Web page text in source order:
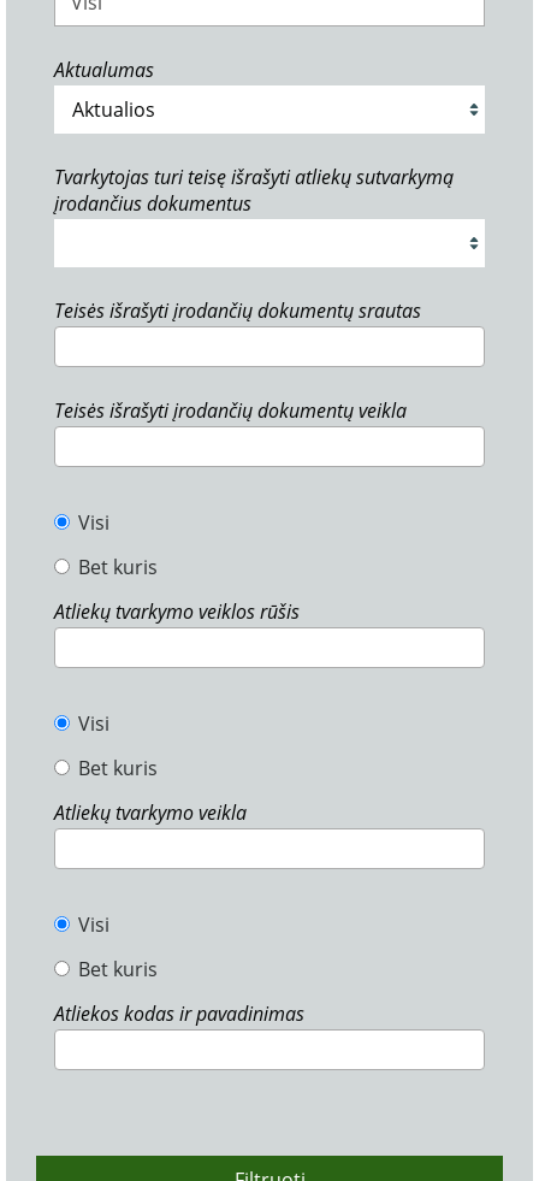
Aktualumas
Tvarkytojas turi teisę išrašyti atliekų sutvarkymą
įrodančius dokumentus
Teisės išrašyti įrodančių dokumentų srautas
Teisės išrašyti įrodančių dokumentų veikla
Visi
Bet kuris
Atliekų tvarkymo veiklos rūšis
Visi
Bet kuris
Atliekų tvarkymo veikla
Visi
Bet kuris
Atliekos kodas ir pavadinimas